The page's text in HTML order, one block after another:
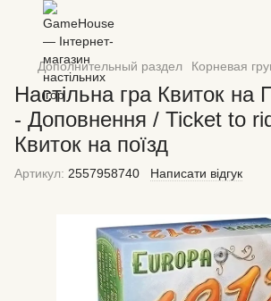
Дополнительный раздел Корневая
Настільна гра Квиток на
- Доповнення / Ticket to
Квиток на поїзд
Артикул: 2557958740 Написати відгук